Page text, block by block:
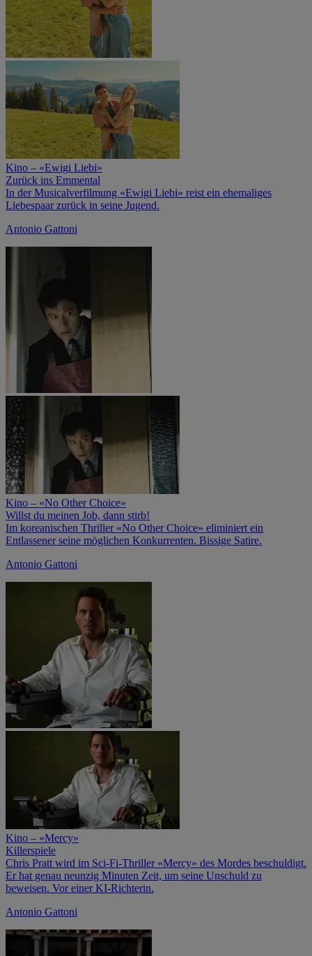
Kino – «Ewigi Liebi»
Zurück ins Emmental
In der Musicalverfilmung «Ewigi Liebi» reist ein ehemaliges
Liebespaar zurück in seine Jugend.
Antonio Gattoni
Kino – «No Other Choice»
Willst du meinen Job, dann stirb!
Im koreanischen Thriller «No Other Choice» eliminiert ein
Entlassener seine möglichen Konkurrenten. Bissige Satire.
Antonio Gattoni
Kino – «Mercy»
Killerspiele
Chris Pratt wird im Sci-Fi-Thriller «Mercy» des Mordes beschuldigt.
Er hat genau neunzig Minuten Zeit, um seine Unschuld zu
beweisen. Vor einer KI-Richterin.
Antonio Gattoni